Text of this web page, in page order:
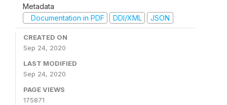
Metadata
Documentation in PDF
DDI/XML JSON
CREATED ON
Sep 24, 2020
LAST MODIFIED
Sep 24, 2020
PAGE VIEWS
175871